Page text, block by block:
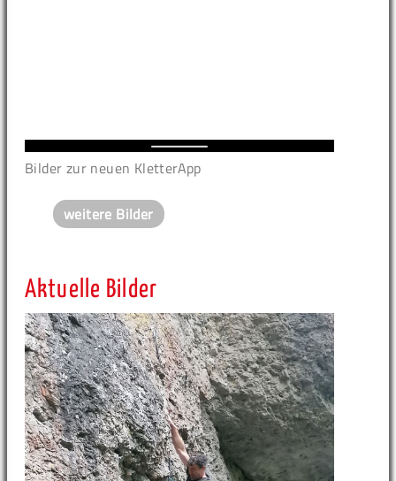
Bilder zur neuen KletterApp
weitere Bilder
Aktuelle Bilder